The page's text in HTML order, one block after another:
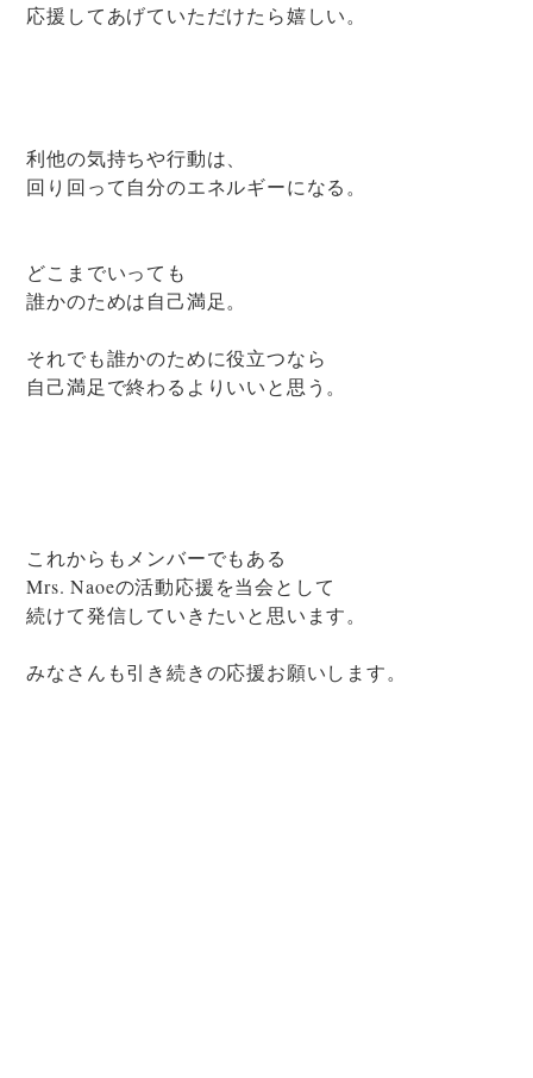
応援してあげていただけたら嬉しい。
利他の気持ちや行動は、
回り回って自分のエネルギーになる。
どこまでいっても
誰かのためは自己満足。
それでも誰かのために役立つなら
自己満足で終わるよりいいと思う。
これからもメンバーでもある
Mrs. Naoeの活動応援を当会として
続けて発信していきたいと思います。
みなさんも引き続きの応援お願いします。